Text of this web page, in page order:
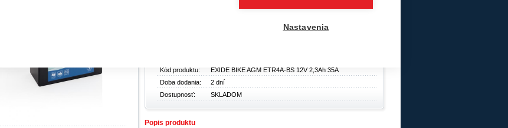
Kód produktu:
EXIDE BIKE AGM ETR4A-BS 12V 2,3Ah 35A
Doba dodania:
2 dní
Dostupnosť:
SKLADOM
Popis produktu
Nastavenia